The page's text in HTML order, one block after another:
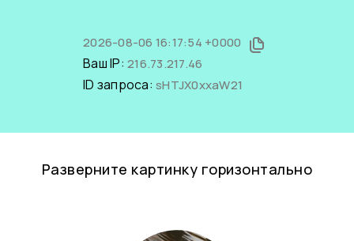
2026-08-06 16:17:54 +0000
Ваш IP: 216.73.217.46
ID запроса: sHTJX0xxaW21
Разверните картинку горизонтально